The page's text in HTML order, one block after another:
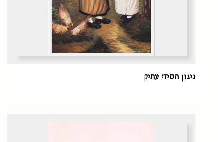
ניגון חסידי עתיק